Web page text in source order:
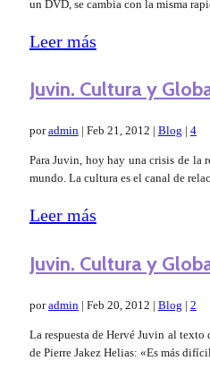
un DVD, se cambia con la misma
Leer más
Juvin. Cultura y
poradmin| Feb 21, 2012 | Blog | 4
Para Juvin, hoy hay una crisis de la
mundo. La cultura es el canal de
Leer más
Juvin. Cultura y
poradmin | Feb 20, 2012 | Blog | 2
La respuesta de Hervé Juvin al
de Pierre Jakez Helias: «Es más